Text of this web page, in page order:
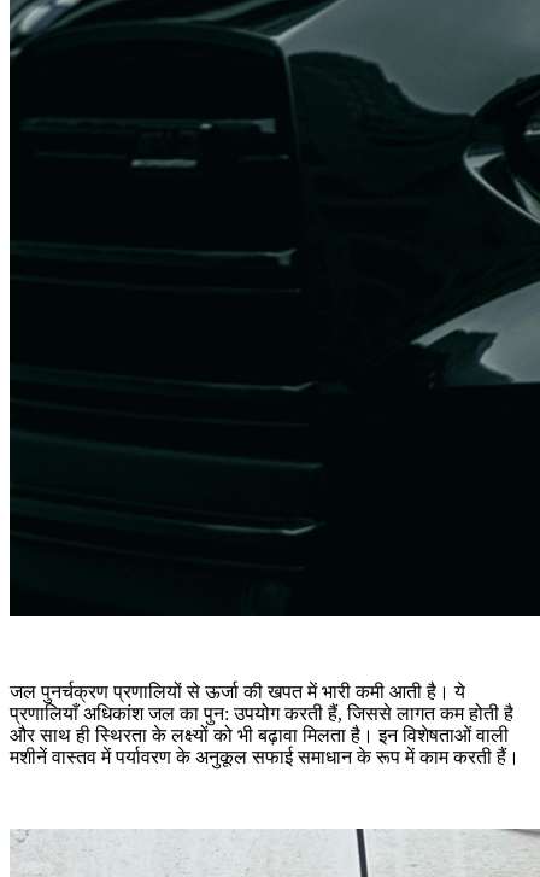
जल पुनर्चक्रण प्रणालियों से ऊर्जा की खपत में भारी कमी आती है। ये
प्रणालियाँ अधिकांश जल का पुन: उपयोग करती हैं, जिससे लागत कम होती है
और साथ ही स्थिरता के लक्ष्यों को भी बढ़ावा मिलता है। इन विशेषताओं वाली
मशीनें वास्तव में पर्यावरण के अनुकूल सफाई समाधान के रूप में काम करती हैं।